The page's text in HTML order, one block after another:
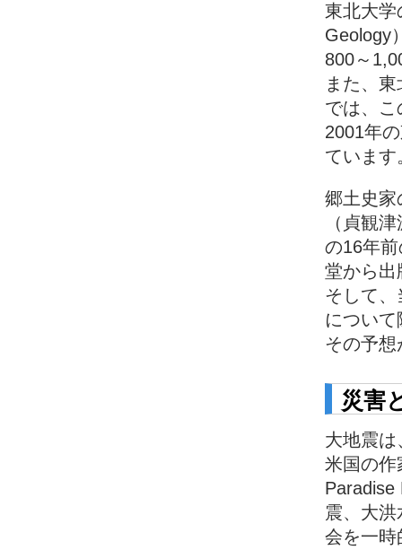
東北大学
Geology
800～
また、
では、
2001年
ています
郷土史家
（貞観
の16年
堂から出
そして
につい
その予
災害
大地震
米国の作
Paradise
震、大
会を一時